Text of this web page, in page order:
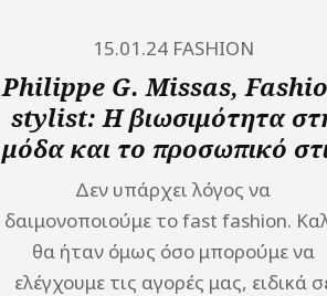
Philippe G. Missas,
stylist: Η βιωσιμότητα
μόδα και το προσωπικό
15.01.24 FASHION
Δεν υπάρχει λόγος να
δαιμονοποιούμε το fast fashion.
θα ήταν όμως όσο μπορούμε να
ελέγχουμε τις αγορές μας, ειδικά